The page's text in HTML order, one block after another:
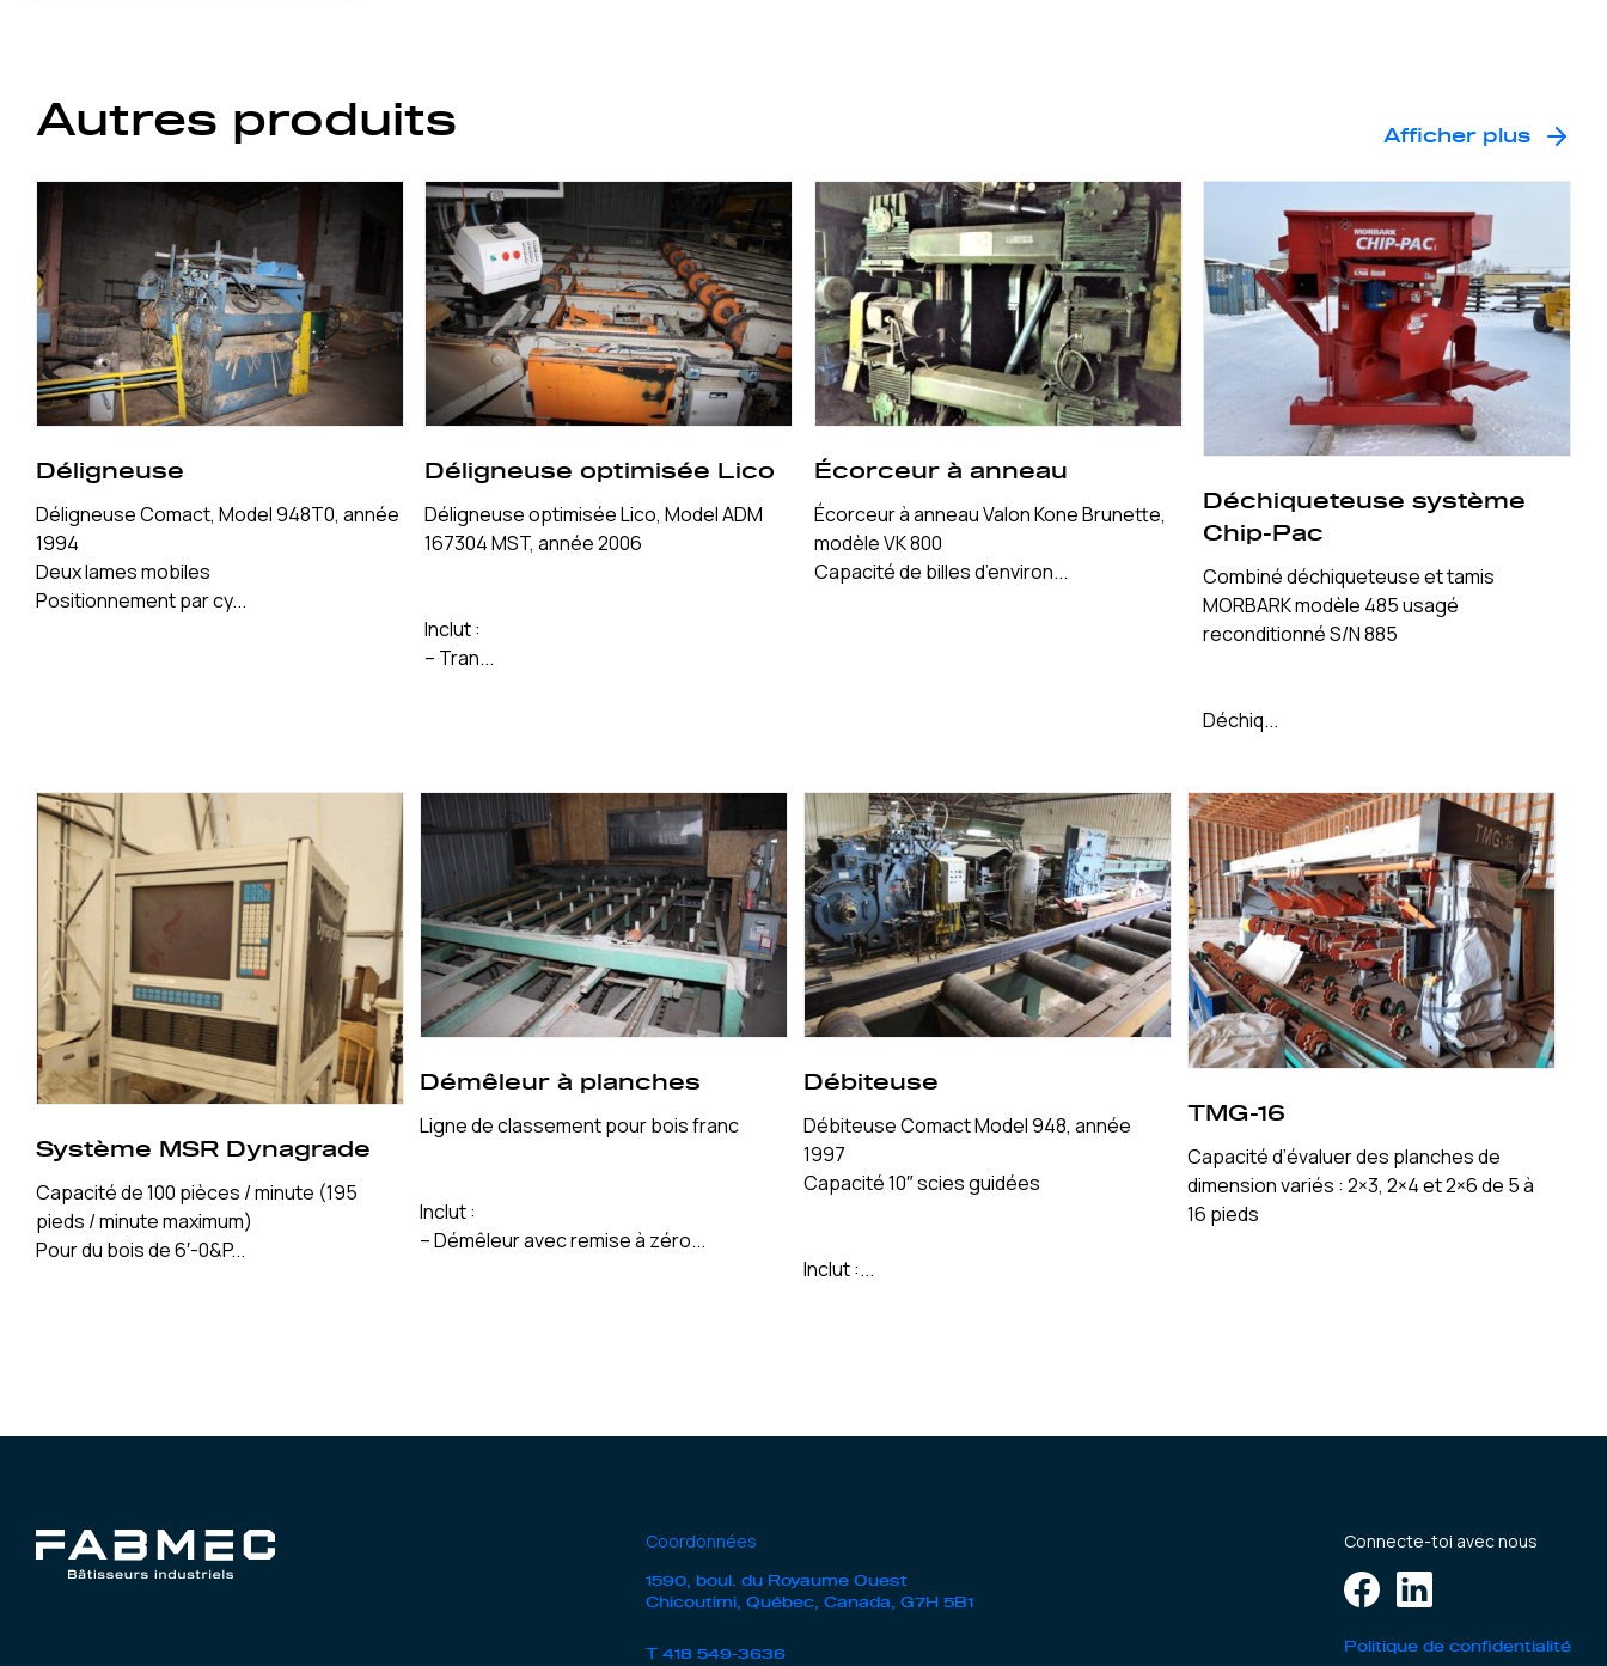
Autres produits Afficher plus
Déligneuse
Déligneuse Comact, Model 948T0, année
1994
Deux lames mobiles
Positionnement par cy...
Déligneuse optimisée Lico
Déligneuse optimisée Lico, Model ADM
167304 MST, année 2006
Inclut :
– Tran...
Écorceur à anneau
Écorceur à anneau Valon Kone Brunette,
modèle VK 800
Capacité de billes d’environ...
Déchiqueteuse système
Chip-Pac
Combiné déchiqueteuse et tamis
MORBARK modèle 485 usagé
reconditionné S/N 885
Déchiq...
Système MSR Dynagrade
Capacité de 100 pièces / minute (195
pieds / minute maximum)
Pour du bois de 6′-0&P...
Démêleur à planches
Ligne de classement pour bois franc
Inclut :
– Démêleur avec remise à zéro...
Débiteuse
Débiteuse Comact Model 948, année
1997
Capacité 10″ scies guidées
Inclut :...
TMG-16
Capacité d’évaluer des planches de
dimension variés : 2×3, 2×4 et 2×6 de 5 à
16 pieds
Coordonnées
1590, boul. du Royaume Ouest
Chicoutimi, Québec, Canada, G7H 5B1
T 418 549-3636
Connecte-toi avec nous
Politique de confidentialité